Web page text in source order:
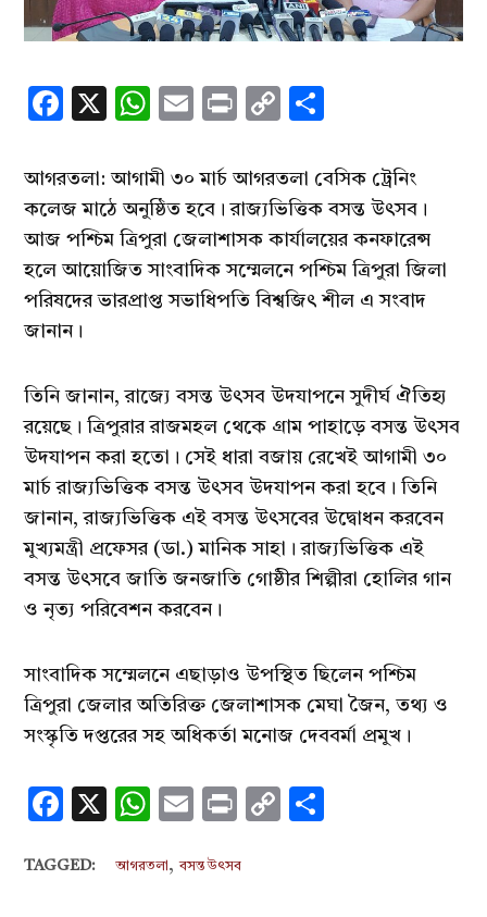
Facebook
X WhatsApp
EmailPrintCopy
আগরতলা: আগামী ৩০ মার্চ আগরতলা বেসিক ট্রেনিং
কলেজ মাঠে অনুষ্ঠিত হবে। রাজ্যভিত্তিক বসন্ত উৎসব।
আজ পশ্চিম ত্রিপুরা জেলাশাসক কার্যালয়ের কনফারেন্স
হলে আয়োজিত সাংবাদিক সম্মেলনে পশ্চিম ত্রিপুরা জিলা
পরিষদের ভারপ্রাপ্ত সভাধিপতি বিশ্বজিৎ শীল এ সংবাদ
জানান।
তিনি জানান, রাজ্যে বসন্ত উৎসব উদযাপনে সুদীর্ঘ ঐতিহ্য
রয়েছে। ত্রিপুরার রাজমহল থেকে গ্রাম পাহাড়ে বসন্ত উৎসব
উদযাপন করা হতো। সেই ধারা বজায় রেখেই আগামী ৩০
মার্চ রাজ্যভিত্তিক বসন্ত উৎসব উদযাপন করা হবে। তিনি
জানান, রাজ্যভিত্তিক এই বসন্ত উৎসবের উদ্বোধন করবেন
মুখ্যমন্ত্রী প্রফেসর (ডা.) মানিক সাহা। রাজ্যভিত্তিক এই
বসন্ত উৎসবে জাতি জনজাতি গোষ্ঠীর শিল্পীরা হোলির গান
ও নৃত্য পরিবেশন করবেন।
সাংবাদিক সম্মেলনে এছাড়াও উপস্থিত ছিলেন পশ্চিম
ত্রিপুরা জেলার অতিরিক্ত জেলাশাসক মেঘা জৈন, তথ্য ও
সংস্কৃতি দপ্তরের সহ অধিকর্তা মনোজ দেববর্মা প্রমুখ।
Facebook
X WhatsApp
EmailPrintCopy
TAGGED: আগরতলা ,বসন্ত উৎসব